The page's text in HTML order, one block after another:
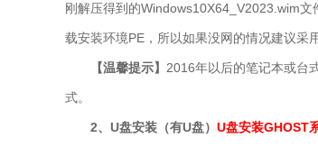
刚解压得到的Windows10X64_V2023.wim文
载安装环境PE，所以如果没网的情况建议采
【温馨提示】 2016年以后的笔记本或台
式。
2、U盘安装（有U盘） U盘安装GHOST